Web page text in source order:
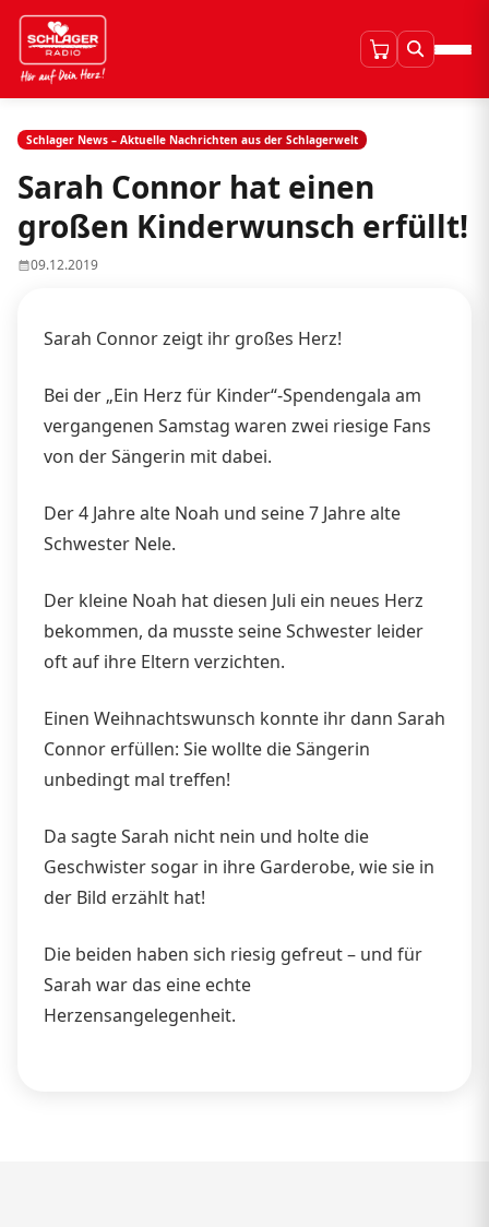
Schlager News – Aktuelle Nachrichten aus der Schlagerwelt
Sarah Connor hat einen
großen Kinderwunsch erfüllt!
09.12.2019
Sarah Connor zeigt ihr großes Herz!
Bei der „Ein Herz für Kinder“-Spendengala am
vergangenen Samstag waren zwei riesige Fans
von der Sängerin mit dabei.
Der 4 Jahre alte Noah und seine 7 Jahre alte
Schwester Nele.
Der kleine Noah hat diesen Juli ein neues Herz
bekommen, da musste seine Schwester leider
oft auf ihre Eltern verzichten.
Einen Weihnachtswunsch konnte ihr dann Sarah
Connor erfüllen: Sie wollte die Sängerin
unbedingt mal treffen!
Da sagte Sarah nicht nein und holte die
Geschwister sogar in ihre Garderobe, wie sie in
der Bild erzählt hat!
Die beiden haben sich riesig gefreut – und für
Sarah war das eine echte
Herzensangelegenheit.